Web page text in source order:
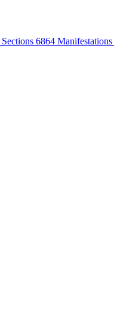
Sections 6864 Manifestations